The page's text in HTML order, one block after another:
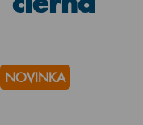
NOVINKA